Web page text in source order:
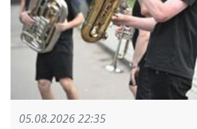
05.08.2026 22:35